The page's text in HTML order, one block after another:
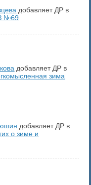
добавляет ДР в
№69
добавляет ДР в
зима
добавляет ДР в
о зиме и